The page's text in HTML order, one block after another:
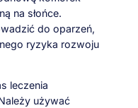
na słońce.
do oparzeń,
ryzyka rozwoju
leczenia
używać